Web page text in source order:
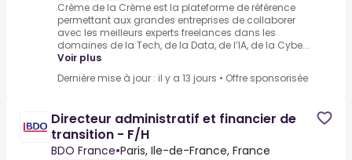
Crème de la Crème est la plateforme de référence
permettant aux grandes entreprises de collaborer
avec les meilleurs experts freelances dans les
domaines de la Tech, de la Data, de l’IA, de la Cybe...
Voir plus
Dernière mise à jour : il y a 13 jours • Offre sponsorisée
Directeur administratif et financier de
transition - F/H
BDO France•Paris, Ile-de-France, France